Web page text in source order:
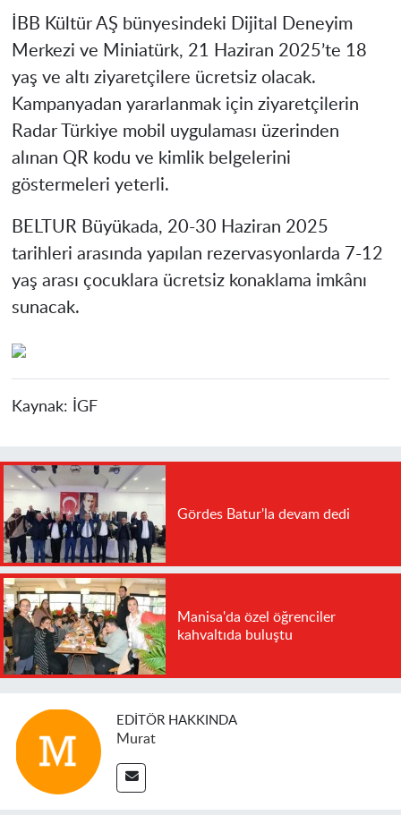
İBB Kültür AŞ bünyesindeki Dijital Deneyim
Merkezi ve Miniatürk, 21 Haziran 2025’te 18
yaş ve altı ziyaretçilere ücretsiz olacak.
Kampanyadan yararlanmak için ziyaretçilerin
Radar Türkiye mobil uygulaması üzerinden
alınan QR kodu ve kimlik belgelerini
göstermeleri yeterli.
BELTUR Büyükada, 20-30 Haziran 2025
tarihleri arasında yapılan rezervasyonlarda 7-12
yaş arası çocuklara ücretsiz konaklama imkânı
sunacak.
Kaynak: İGF
Gördes Batur'la devam dedi
Manisa'da özel öğrenciler
kahvaltıda buluştu
EDITÖR HAKKINDA
Murat